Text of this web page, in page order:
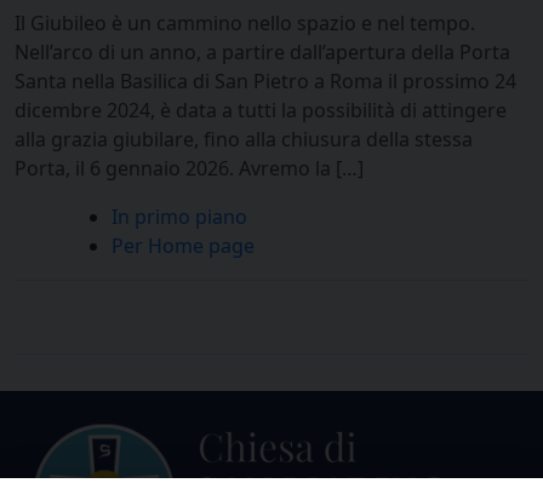
Il Giubileo è un cammino nello spazio e nel tempo.
Nell’arco di un anno, a partire dall’apertura della Porta
Santa nella Basilica di San Pietro a Roma il prossimo 24
dicembre 2024, è data a tutti la possibilità di attingere
alla grazia giubilare, fino alla chiusura della stessa
Porta, il 6 gennaio 2026. Avremo la […]
In primo piano
Per Home page